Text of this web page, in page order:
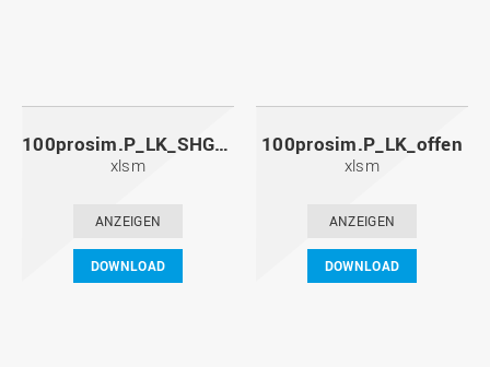
100prosim.P_LK_SHG_Workshopdatei
xlsm
ANZEIGEN
DOWNLOAD
100prosim.P_LK_offen
xlsm
ANZEIGEN
DOWNLOAD